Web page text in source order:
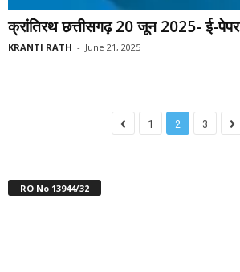
क्रांतिरथ छत्तीसगढ़ 20 जून 2025- ई-पेपर
KRANTI RATH - June 21, 2025
1 2 3
RO No 13944/32